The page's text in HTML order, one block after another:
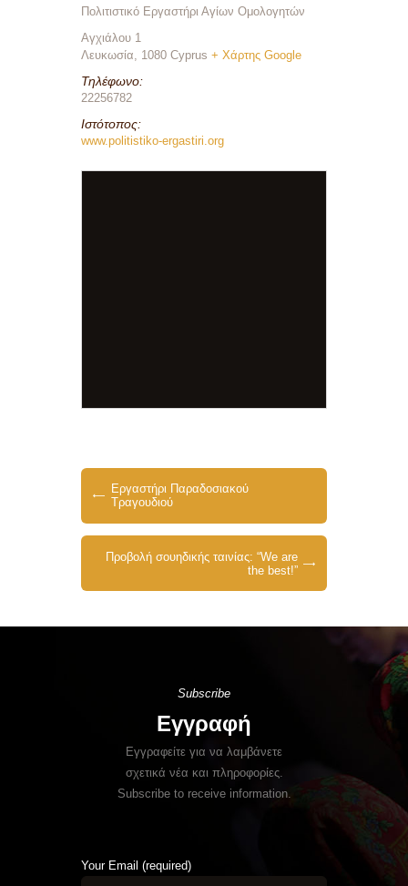
Πολιτιστικό Εργαστήρι Αγίων Ομολογητών
Αγχιάλου 1
Λευκωσία
1080 Cyprus + Χάρτης Google
Τηλέφωνο:
22256782
Ιστότοπος:
www.politistiko-ergastiri.org
Εργαστήρι Παραδοσιακού
Τραγουδιού
Προβολή σουηδικής ταινίας: “We are
the best!”
Subscribe
Εγγραφή
Εγγραφείτε για να λαμβάνετε
σχετικά νέα και πληροφορίες.
Subscribe to receive information.
Your Email (required)